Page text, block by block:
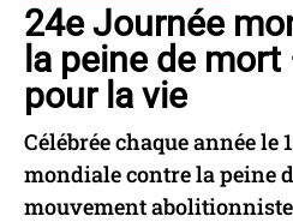
24e Journée
la peine de
pour la vie
Célébrée chaque année le
mondiale contre la peine
mouvement